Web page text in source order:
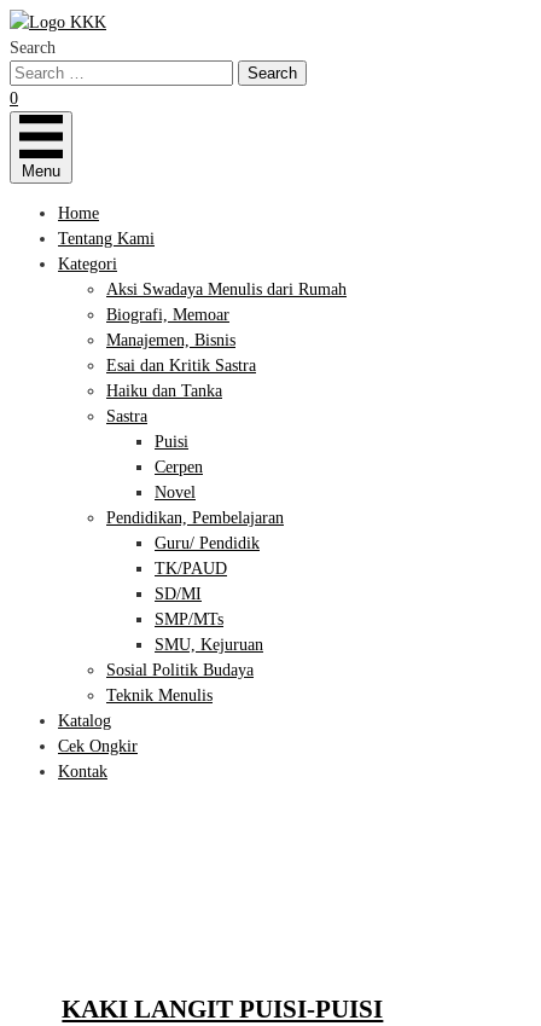
Search
0
Menu
Home
Tentang Kami
Kategori
Aksi Swadaya Menulis dari Rumah
Biografi, Memoar
Manajemen, Bisnis
Esai dan Kritik Sastra
Haiku dan Tanka
Sastra
Puisi
Cerpen
Novel
Pendidikan, Pembelajaran
Guru/ Pendidik
TK/PAUD
SD/MI
SMP/MTs
SMU, Kejuruan
Sosial Politik Budaya
Teknik Menulis
Katalog
Cek Ongkir
Kontak
KAKI LANGIT PUISI-PUISI